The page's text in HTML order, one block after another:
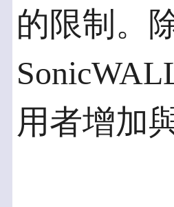
的限制。
用者增加